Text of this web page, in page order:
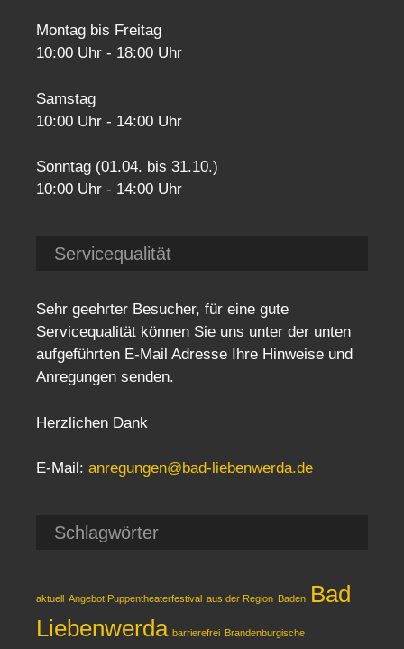
Montag bis Freitag
10:00 Uhr - 18:00 Uhr
Samstag
10:00 Uhr - 14:00 Uhr
Sonntag (01.04. bis 31.10.)
10:00 Uhr - 14:00 Uhr
Servicequalität
Sehr geehrter Besucher, für eine gute
Servicequalität können Sie uns unter der unten
aufgeführten E-Mail Adresse Ihre Hinweise und
Anregungen senden.
Herzlichen Dank
E-Mail: anregungen@bad-liebenwerda.de
Schlagwörter
aktuell Angebot Puppentheaterfestival aus der Region Baden Bad
Liebenwerda barrierefrei Brandenburgische